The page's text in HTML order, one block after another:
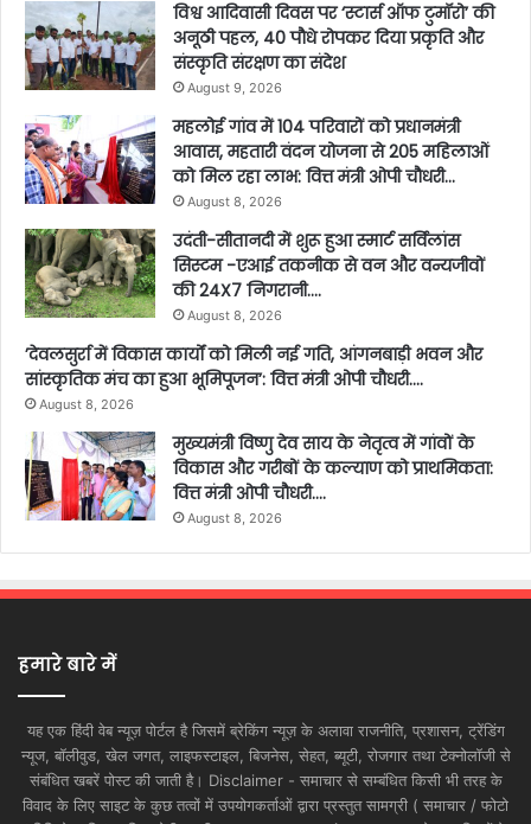
विश्व आदिवासी दिवस पर ‘स्टार्स ऑफ टुमॉरो’ की
अनूठी पहल, 40 पौधे रोपकर दिया प्रकृति और
संस्कृति संरक्षण का संदेश
August 9, 2026
महलोई गांव में 104 परिवारों को प्रधानमंत्री
आवास, महतारी वंदन योजना से 205 महिलाओं
को मिल रहा लाभ: वित्त मंत्री ओपी चौधरी…
August 8, 2026
उदंती-सीतानदी में शुरू हुआ स्मार्ट सर्विलांस
सिस्टम -एआई तकनीक से वन और वन्यजीवों
की 24X7 निगरानी….
August 8, 2026
’देवलसुर्रा में विकास कार्यों को मिली नई गति, आंगनबाड़ी भवन और
सांस्कृतिक मंच का हुआ भूमिपूजन’: वित्त मंत्री ओपी चौधरी….
August 8, 2026
मुख्यमंत्री विष्णु देव साय के नेतृत्व में गांवों के
विकास और गरीबों के कल्याण को प्राथमिकता:
वित्त मंत्री ओपी चौधरी….
August 8, 2026
हमारे बारे में
यह एक हिंदी वेब न्यूज़ पोर्टल है जिसमें ब्रेकिंग न्यूज़ के अलावा राजनीति, प्रशासन, ट्रेंडिंग
न्यूज, बॉलीवुड, खेल जगत, लाइफस्टाइल, बिजनेस, सेहत, ब्यूटी, रोजगार तथा टेक्नोलॉजी से
संबंधित खबरें पोस्ट की जाती है। Disclaimer - समाचार से सम्बंधित किसी भी तरह के
विवाद के लिए साइट के कुछ तत्वों में उपयोगकर्ताओं द्वारा प्रस्तुत सामग्री ( समाचार / फोटो